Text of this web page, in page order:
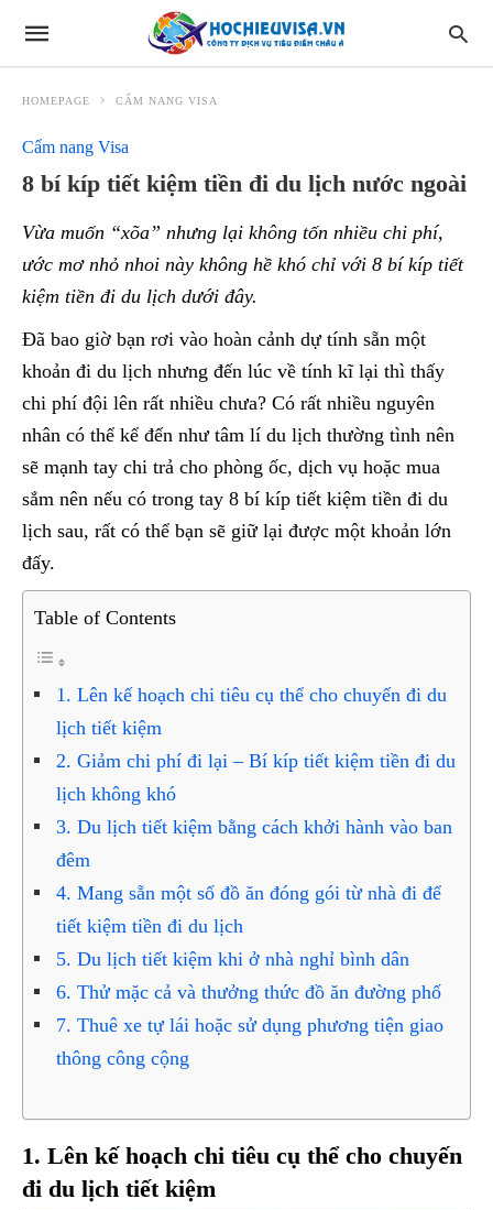
HOMEPAGE CẨM NANG VISA
Cẩm nang Visa
8 bí kíp tiết kiệm tiền đi du lịch nước ngoài
Vừa muốn “xõa” nhưng lại không tốn nhiều chi phí,
ước mơ nhỏ nhoi này không hề khó chỉ với 8 bí kíp tiết
kiệm tiền đi du lịch dưới đây.
Đã bao giờ bạn rơi vào hoàn cảnh dự tính sẵn một
khoản đi du lịch nhưng đến lúc về tính kĩ lại thì thấy
chi phí đội lên rất nhiều chưa? Có rất nhiều nguyên
nhân có thể kể đến như tâm lí du lịch thường tình nên
sẽ mạnh tay chi trả cho phòng ốc, dịch vụ hoặc mua
sắm nên nếu có trong tay 8 bí kíp tiết kiệm tiền đi du
lịch sau, rất có thể bạn sẽ giữ lại được một khoản lớn
đấy.
Table of Contents
1. Lên kế hoạch chi tiêu cụ thể cho chuyến đi du
lịch tiết kiệm
2. Giảm chi phí đi lại – Bí kíp tiết kiệm tiền đi du
lịch không khó
3. Du lịch tiết kiệm bằng cách khởi hành vào ban
đêm
4. Mang sẵn một số đồ ăn đóng gói từ nhà đi để
tiết kiệm tiền đi du lịch
5. Du lịch tiết kiệm khi ở nhà nghỉ bình dân
6. Thử mặc cả và thưởng thức đồ ăn đường phố
7. Thuê xe tự lái hoặc sử dụng phương tiện giao
thông công cộng
1. Lên kế hoạch chi tiêu cụ thể cho chuyến
đi du lịch tiết kiệm